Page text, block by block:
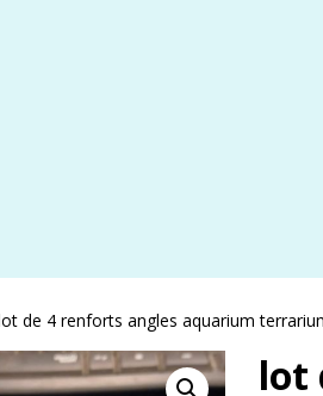
de 4 renforts angles aquarium
lot